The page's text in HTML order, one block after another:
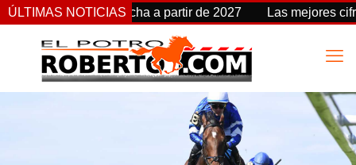
ÚLTIMAS NOTICIAS
cambia de fecha a partir de 2027 Las mejores